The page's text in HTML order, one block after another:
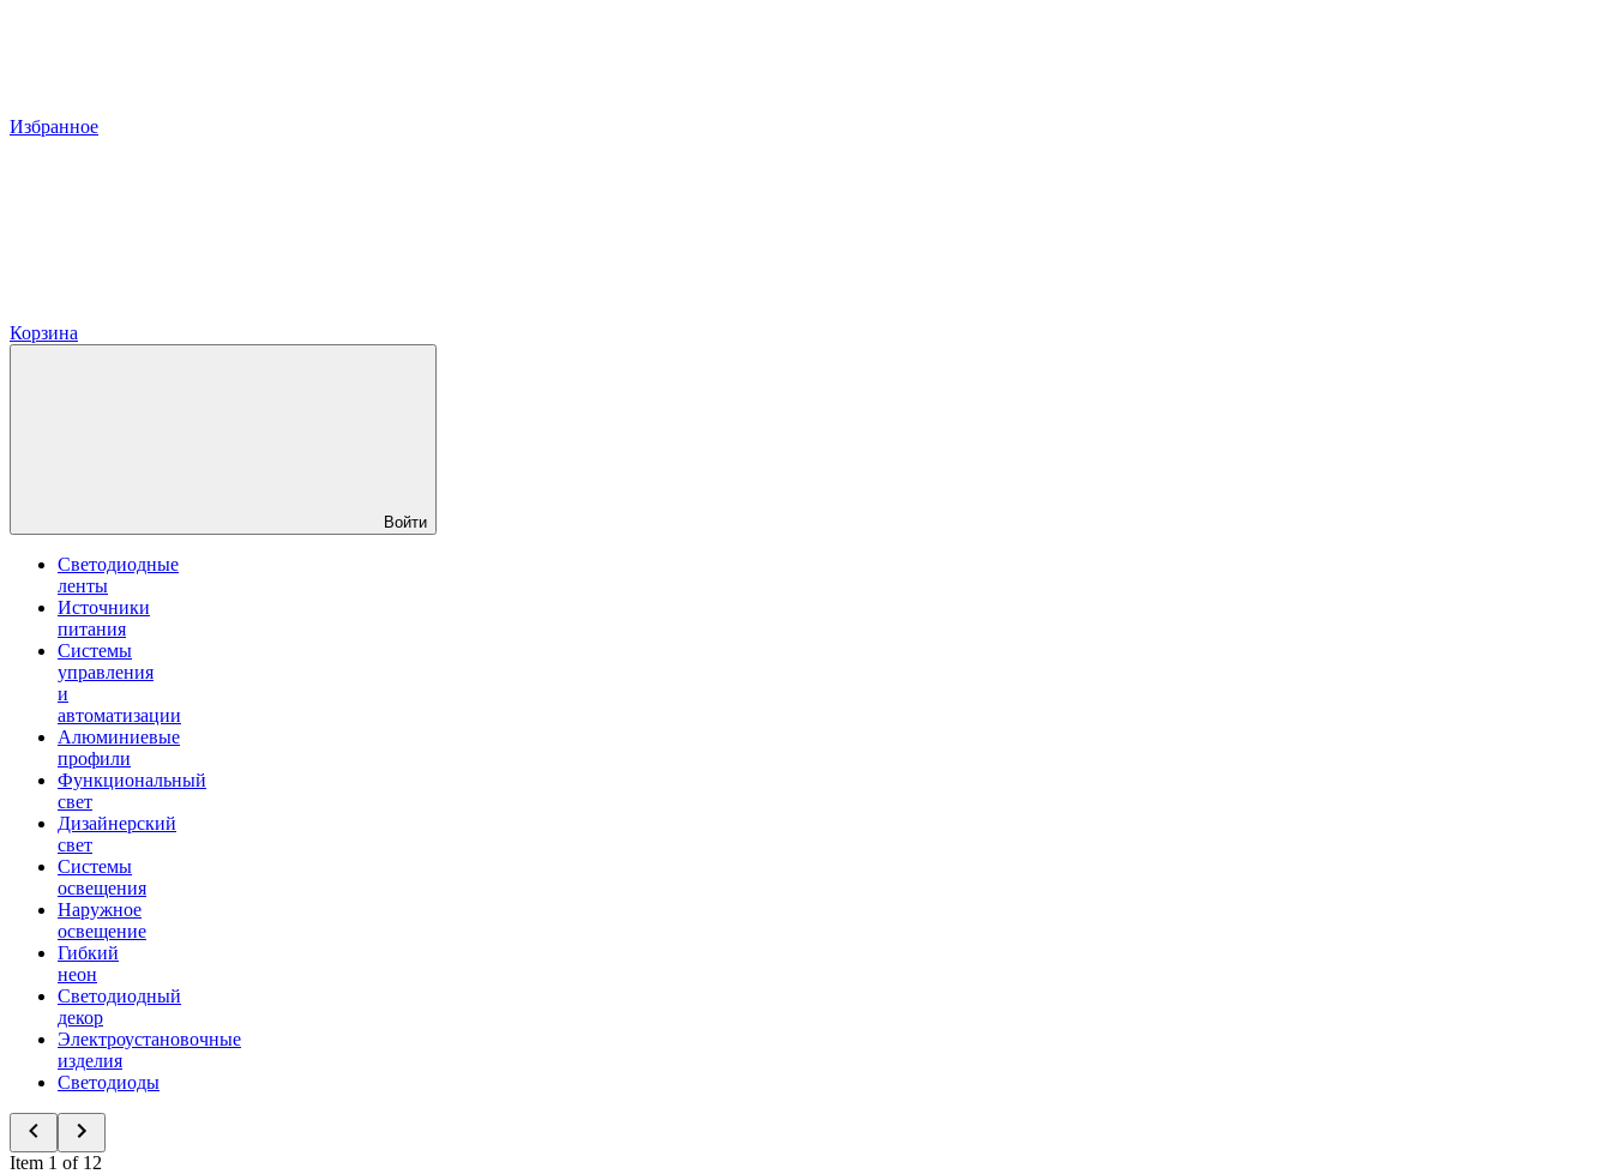
Избранное
Корзина
Войти
Светодиодные
ленты
Источники
питания
Системы
управления
и
автоматизации
Алюминиевые
профили
Функциональный
свет
Дизайнерский
свет
Системы
освещения
Наружное
освещение
Гибкий
неон
Светодиодный
декор
Электроустановочные
изделия
Светодиоды
Item 1 of 12